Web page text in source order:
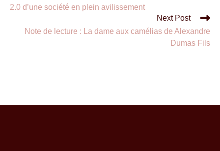
2.0 d’une société en plein avilissement
Next Post
Note de lecture : La dame aux camélias de Alexandre
Dumas Fils